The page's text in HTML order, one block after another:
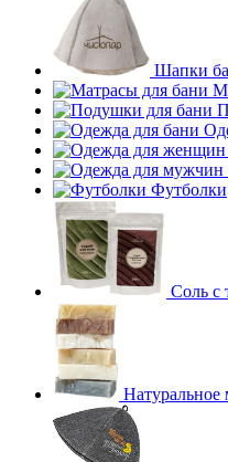
Шапки
Футболки
Соль с
Натуральное